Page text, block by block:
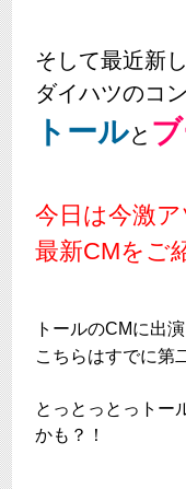
そして最近新
ダイハツのコ
トールと
今日は今激
最新CMをご
トールのCMに出
こちらはすでに第
とっとっとっトー
かも？！